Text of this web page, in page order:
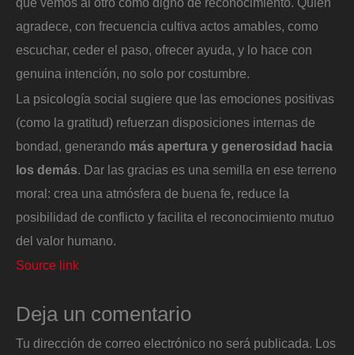
agradece, con frecuencia cultiva actos amables, como
escuchar, ceder el paso, ofrecer ayuda, y lo hace con
genuina intención, no solo por costumbre.
La psicología social sugiere que las emociones positivas
(como la gratitud) refuerzan disposiciones internas de
bondad, generando más apertura y generosidad hacia
los demás. Dar las gracias es una semilla en ese terreno
moral: crea una atmósfera de buena fe, reduce la
posibilidad de conflicto y facilita el reconocimiento mutuo
del valor humano.
Source link
Deja un comentario
Tu dirección de correo electrónico no será publicada. Los